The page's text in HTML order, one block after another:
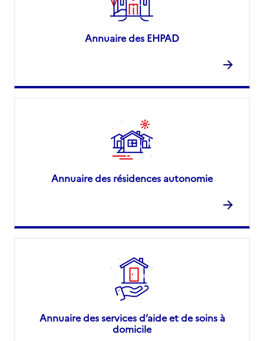
Annuaire des EHPAD
Annuaire des résidences autonomie
Annuaire des services d’aide et de soins à
domicile